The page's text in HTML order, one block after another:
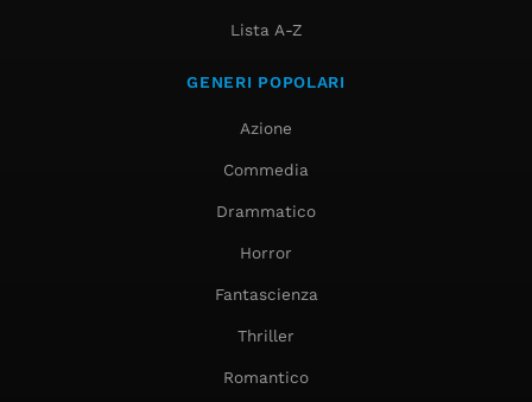
Lista A-Z
GENERI POPOLARI
Azione
Commedia
Drammatico
Horror
Fantascienza
Thriller
Romantico